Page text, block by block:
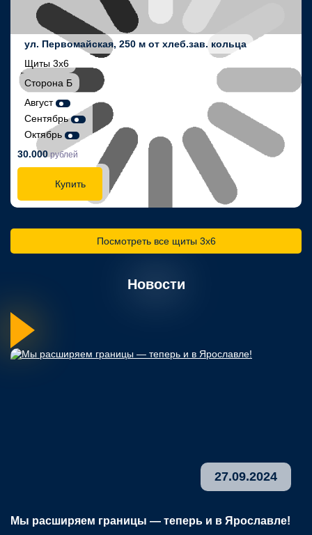
ул. Первомайская, 250 м от хлеб.зав. кольца
Щиты 3х6
Сторона Б
Август
Сентябрь
Октябрь
30.000 рублей
Купить
Посмотреть все щиты 3х6
Новости
27.09.2024
Мы расширяем границы — теперь и в Ярославле!